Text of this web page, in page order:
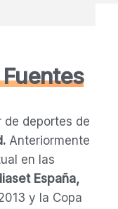
de deportes de
Anteriormente
en las
España,
y la Copa